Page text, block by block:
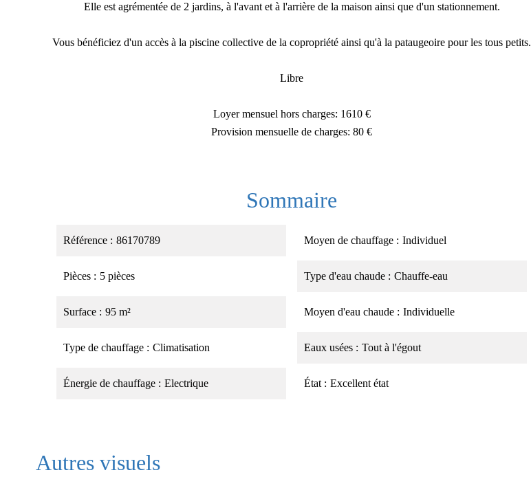
Elle est agrémentée de 2 jardins, à l'avant et à l'arrière de la maison ainsi que d'un stationnement.
Vous bénéficiez d'un accès à la piscine collective de la copropriété ainsi qu'à la pataugeoire pour les tous petits.
Libre
Loyer mensuel hors charges: 1610 €
Provision mensuelle de charges: 80 €
Sommaire
Référence 86170789
Pièces 5 pièces
Surface 95 m²
Type de chauffage Climatisation
Énergie de chauffage Electrique
Moyen de chauffage Individuel
Type d'eau chaude Chauffe-eau
Moyen d'eau chaude Individuelle
Eaux usées Tout à l'égout
État Excellent état
Autres visuels